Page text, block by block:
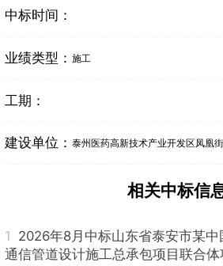
中标时间：
业绩类型： 施工
工期：
建设单位： 泰州医药高新技术产业开发区凤凰
相关中标信
1 2026年8月中标山东省泰安市某中
通信管道设计施工总承包项目联合